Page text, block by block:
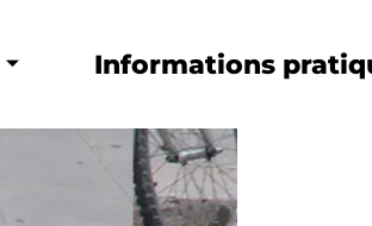
Informations